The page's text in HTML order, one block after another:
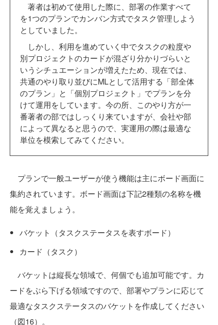
著者は初めて使用した際に、部署の作業すべて
を1つのプランでカンバン方式でタスク管理しよう
としていました。
しかし、利用を進めていく中でタスクの粒度や
別プロジェクトのカードが混ざり分かりづらいと
いうシチュエーションが増えたため、現在では、
共通のやり取り並びにMLとして活用する「部全体
のプラン」と「個別プロジェクト」でプランを分
けて運用をしています。今の所、このやり方が一
番著者の部ではしっくり来ていますが、会社や部
によって異なると思うので、実運用の際は最適な
単位を模索してみてください。
プランで一般ユーザーが使う機能は主にボード画面に
集約されています。ボード画面は下記2種類の名称を機
能を覚えましょう。
バケット（タスクステータスを表すボード）
カード（タスク）
バケットは縦長な領域で、何個でも追加可能です。カ
ードをぶら下げる領域ですので、部署やプランに応じて
最適なタスクステータスのバケットを作成してください
（図16）。